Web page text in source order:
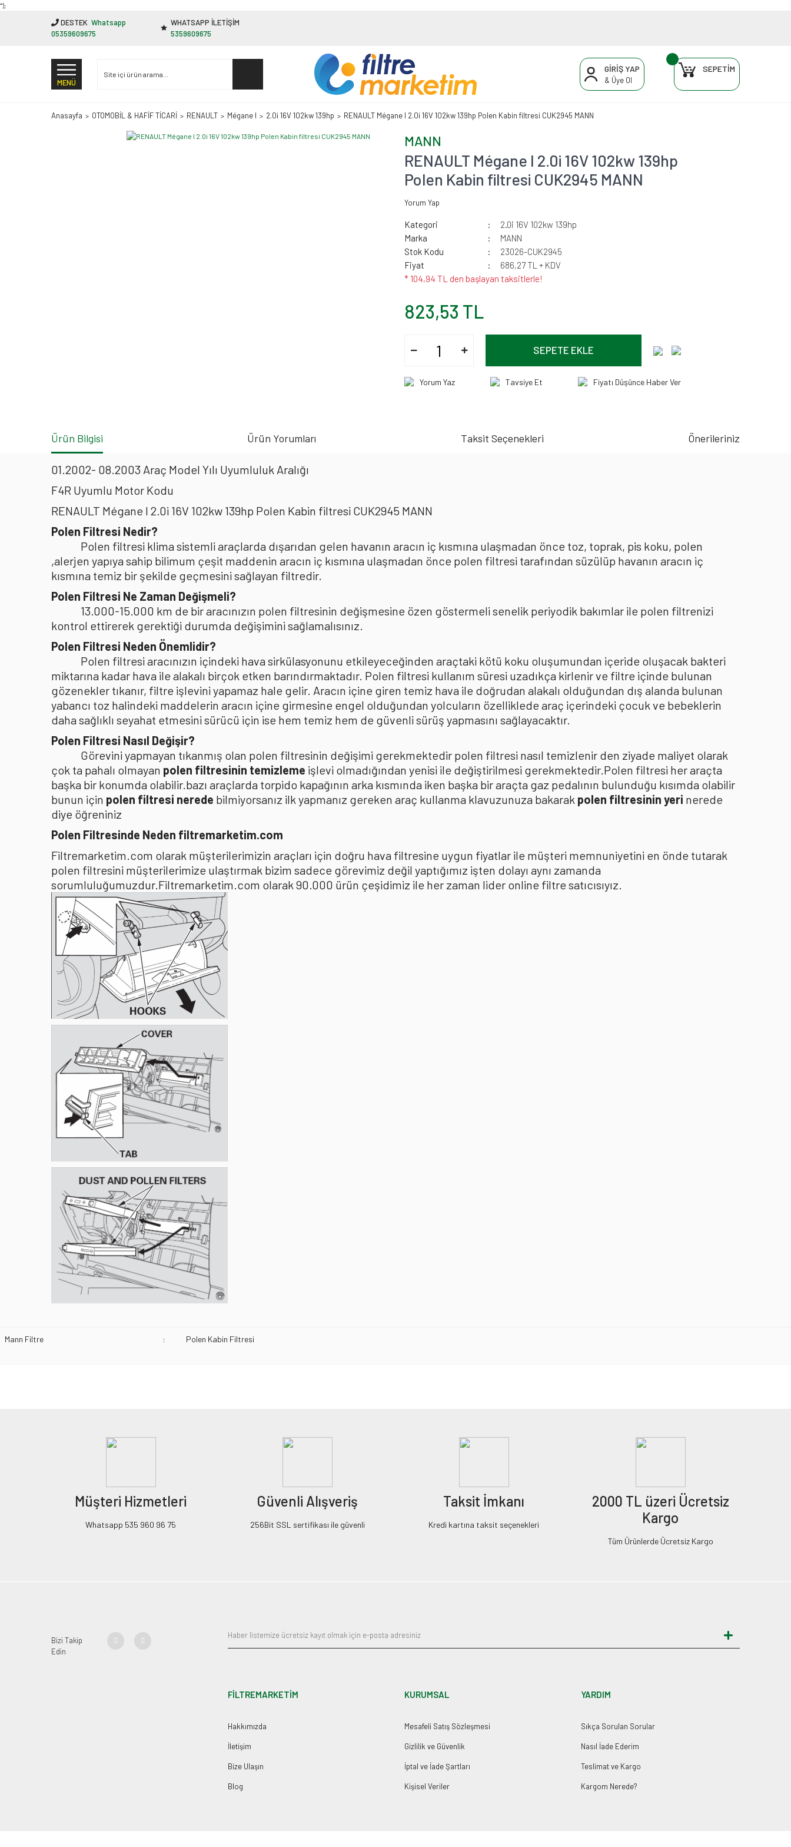
"');
DESTEK Whatsapp
05359609675
WHATSAPP İLETİŞİM
5359609675
MENÜ
GİRİŞ YAP
& Üye Ol
SEPETİM
Anasayfa OTOMOBİL & HAFİF TİCARİ RENAULT Mégane I 2.0i 16V 102kw 139hp RENAULT Mégane I 2.0i 16V 102kw 139hp Polen Kabin filtresi CUK2945 MANN
MANN
RENAULT Mégane I 2.0i 16V 102kw 139hp
Polen Kabin filtresi CUK2945 MANN
Yorum Yap
Kategori
2.0i 16V 102kw 139hp
Marka
MANN
Stok Kodu
23026-CUK2945
Fiyat
686,27 TL + KDV
* 104,94 TL den başlayan taksitlerle!
823,53 TL
SEPETE EKLE
Yorum Yaz Tavsiye Et Fiyatı Düşünce Haber Ver
Ürün Bilgisi Ürün Yorumları Taksit Seçenekleri Önerileriniz
01.2002- 08.2003 Araç Model Yılı Uyumluluk Aralığı
F4R Uyumlu Motor Kodu
RENAULT Mégane I 2.0i 16V 102kw 139hp Polen Kabin filtresi CUK2945 MANN
Polen Filtresi Nedir?
Polen filtresi klima sistemli araçlarda dışarıdan gelen havanın aracın iç kısmına ulaşmadan önce toz, toprak, pis koku, polen
,alerjen yapıya sahip bilimum çeşit maddenin aracın iç kısmına ulaşmadan önce polen filtresi tarafından süzülüp havanın aracın iç
kısmına temiz bir şekilde geçmesini sağlayan filtredir.
Polen Filtresi Ne Zaman Değişmeli?
13.000-15.000 km de bir aracınızın polen filtresinin değişmesine özen göstermeli senelik periyodik bakımlar ile polen filtrenizi
kontrol ettirerek gerektiği durumda değişimini sağlamalısınız.
Polen Filtresi Neden Önemlidir?
Polen filtresi aracınızın içindeki hava sirkülasyonunu etkileyeceğinden araçtaki kötü koku oluşumundan içeride oluşacak bakteri
miktarına kadar hava ile alakalı birçok etken barındırmaktadır. Polen filtresi kullanım süresi uzadıkça kirlenir ve filtre içinde bulunan
gözenekler tıkanır, filtre işlevini yapamaz hale gelir. Aracın içine giren temiz hava ile doğrudan alakalı olduğundan dış alanda bulunan
yabancı toz halindeki maddelerin aracın içine girmesine engel olduğundan yolcuların özelliklede araç içerindeki çocuk ve bebeklerin
daha sağlıklı seyahat etmesini sürücü için ise hem temiz hem de güvenli sürüş yapmasını sağlayacaktır.
Polen Filtresi Nasıl Değişir?
Görevini yapmayan tıkanmış olan polen filtresinin değişimi gerekmektedir polen filtresi nasıl temizlenir den ziyade maliyet olarak
çok ta pahalı olmayan polen filtresinin temizleme işlevi olmadığından yenisi ile değiştirilmesi gerekmektedir.Polen filtresi her araçta
başka bir konumda olabilir.bazı araçlarda torpido kapağının arka kısmında iken başka bir araçta gaz pedalının bulunduğu kısımda olabilir
bunun için polen filtresi nerede bilmiyorsanız ilk yapmanız gereken araç kullanma klavuzunuza bakarak polen filtresinin yeri nerede
diye öğreniniz
Polen Filtresinde Neden filtremarketim.com
Filtremarketim.com olarak müşterilerimizin araçları için doğru hava filtresine uygun fiyatlar ile müşteri memnuniyetini en önde tutarak
polen filtresini müşterilerimize ulaştırmak bizim sadece görevimiz değil yaptığımız işten dolayı aynı zamanda
sorumluluğumuzdur.Filtremarketim.com olarak 90.000 ürün çeşidimiz ile her zaman lider online filtre satıcısıyız.
Mann Filtre : Polen Kabin Filtresi
Müşteri Hizmetleri
Whatsapp 535 960 96 75
Güvenli Alışveriş
256Bit SSL sertifikası ile güvenli
Taksit İmkanı
Kredi kartına taksit seçenekleri
2000 TL üzeri Ücretsiz
Kargo
Tüm Ürünlerde Ücretsiz Kargo
Bizi Takip
Edin
FİLTREMARKETİM
Hakkımızda
İletişim
Bize Ulaşın
Blog
KURUMSAL
Mesafeli Satış Sözleşmesi
Gizlilik ve Güvenlik
İptal ve İade Şartları
Kişisel Veriler
YARDIM
Sıkça Sorulan Sorular
Nasıl İade Ederim
Teslimat ve Kargo
Kargom Nerede?